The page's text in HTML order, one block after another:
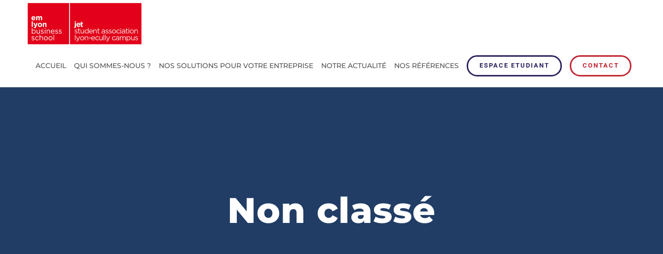
contenu
ACCUEIL QUI SOMMES-NOUS ? NOS SOLUTIONS POUR VOTRE ENTREPRISE NOTRE ACTUALITÉ NOS RÉFÉRENCES ESPACE ETUDIANT CONTACT
Non classé